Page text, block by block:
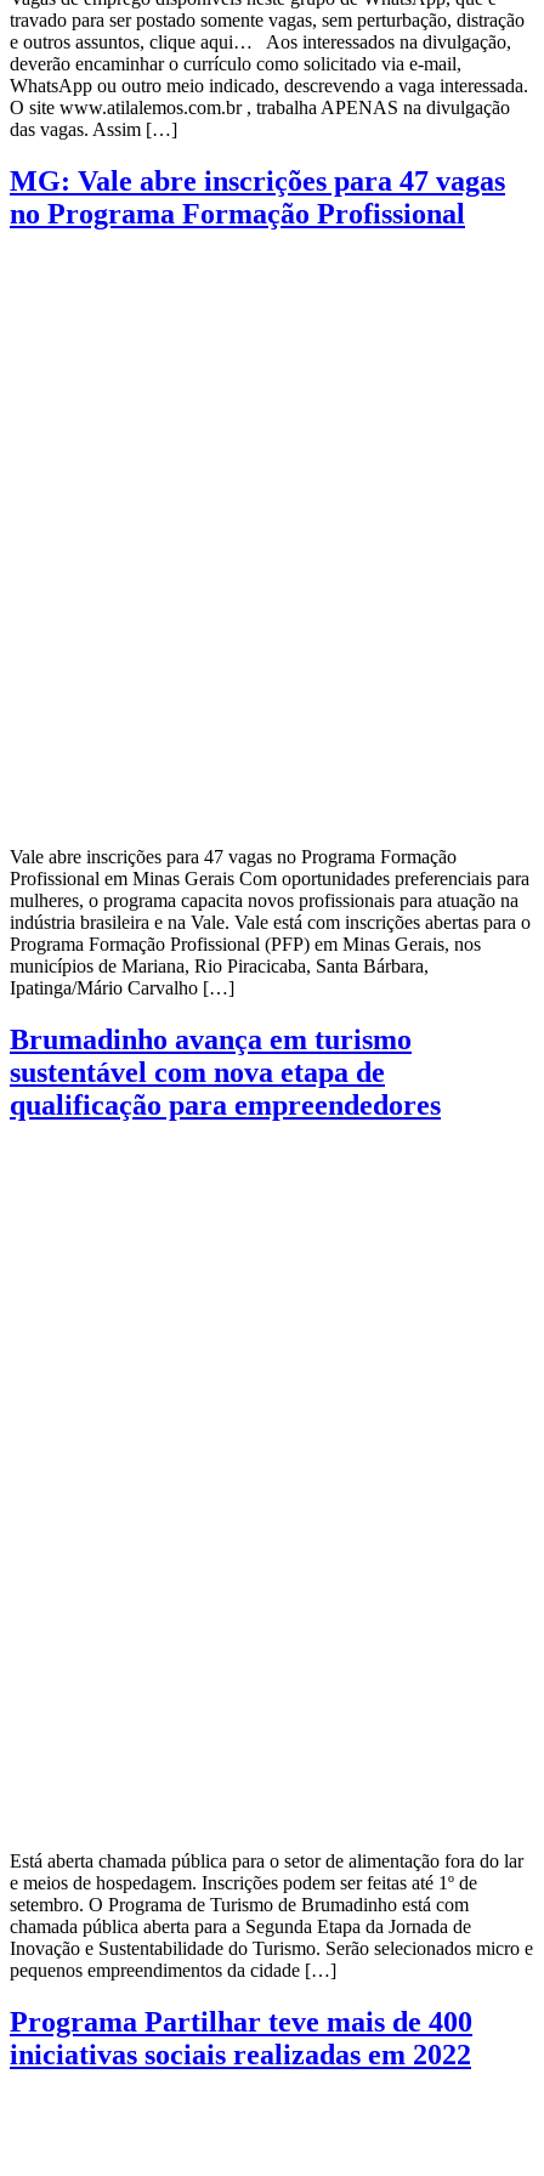
travado para ser postado somente vagas, sem perturbação, distração
e outros assuntos, clique aqui… Aos interessados na divulgação,
deverão encaminhar o currículo como solicitado via e-mail,
WhatsApp ou outro meio indicado, descrevendo a vaga interessada.
O site www.atilalemos.com.br , trabalha APENAS na divulgação
das vagas. Assim […]
MG: Vale abre inscrições para 47 vagas
no Programa Formação Profissional
Vale abre inscrições para 47 vagas no Programa Formação
Profissional em Minas Gerais Com oportunidades preferenciais para
mulheres, o programa capacita novos profissionais para atuação na
indústria brasileira e na Vale. Vale está com inscrições abertas para o
Programa Formação Profissional (PFP) em Minas Gerais, nos
municípios de Mariana, Rio Piracicaba, Santa Bárbara,
Ipatinga/Mário Carvalho […]
Brumadinho avança em turismo
sustentável com nova etapa de
qualificação para empreendedores
Está aberta chamada pública para o setor de alimentação fora do lar
e meios de hospedagem. Inscrições podem ser feitas até 1º de
setembro. O Programa de Turismo de Brumadinho está com
chamada pública aberta para a Segunda Etapa da Jornada de
Inovação e Sustentabilidade do Turismo. Serão selecionados micro e
pequenos empreendimentos da cidade […]
Programa Partilhar teve mais de 400
iniciativas sociais realizadas em 2022